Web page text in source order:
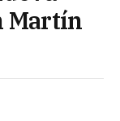
Martín